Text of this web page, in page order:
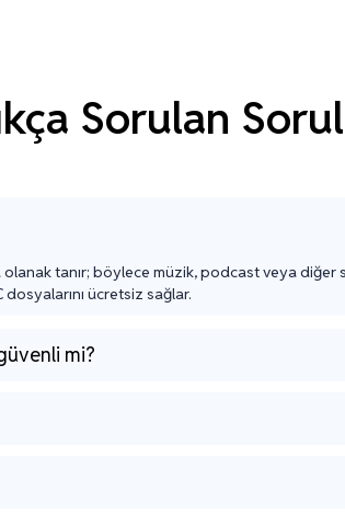
Sorulan
olanak tanır; böylece müzik, podcast veya
dosyalarını ücretsiz sağlar.
mi?